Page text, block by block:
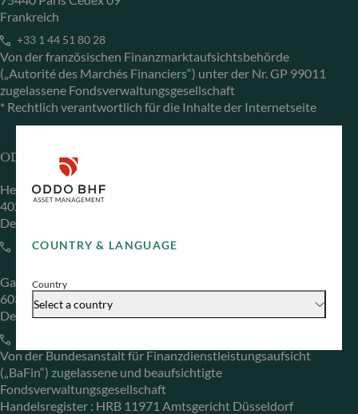
COUNTRY & LANGUAGE
Country
Select a country
Frankreich
+33 1 44 51 80 28
Von der französischen Finanzmarktaufsichtsbehörde
(„Autorité des Marchés Financiers“) unter der Nr. GP 99011
zugelassene Fondsverwaltungsgesellschaft
* Rechtlich verantwortlich für die Inhalte der Internetseite
ODDO BHF Asset Management GmbH
Herzogstraße 15
40217 Düsseldorf
Deutschland
+49 (0) 211 239 24 01
Gallusanlage 8
60329 Frankfurt am Main
Deutschland
Von der Bundesanstalt für Finanzdienstleistungsaufsicht
(„BaFin“) zugelassene und beaufsichtigte
Fondsverwaltungsgesellschaft
Handelsregister : HRB 11971 Amtsgericht Düsseldorf